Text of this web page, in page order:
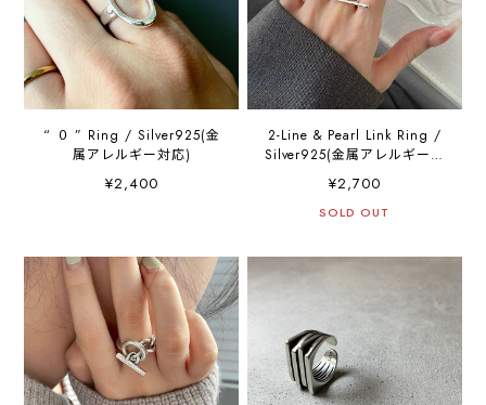
“ ０ ” Ring / Silver925(金
属アレルギー対応)
¥2,400
2-Line & Pearl Link Ring /
Silver925(金属アレルギー対
応)
¥2,700
SOLD OUT